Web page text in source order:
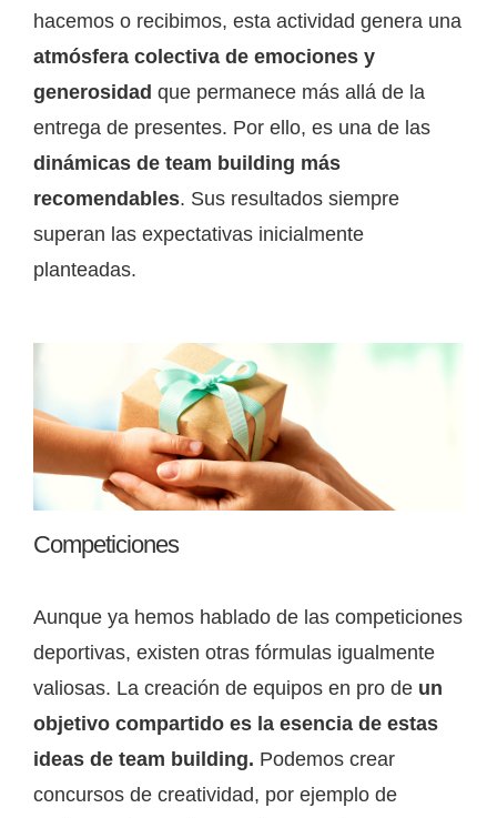
hacemos o recibimos, esta actividad genera una
atmósfera colectiva de emociones y
generosidad que permanece más allá de la
entrega de presentes. Por ello, es una de las
dinámicas de team building más
recomendables. Sus resultados siempre
superan las expectativas inicialmente
planteadas.
Competiciones
Aunque ya hemos hablado de las competiciones
deportivas, existen otras fórmulas igualmente
valiosas. La creación de equipos en pro de un
objetivo compartido es la esencia de estas
ideas de team building. Podemos crear
concursos de creatividad, por ejemplo de